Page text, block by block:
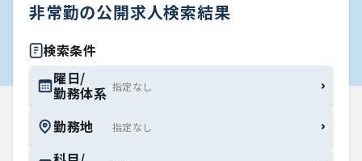
定期非常勤の求人
特集から探す
エージェントサービス
エージェントサービスTOP
非常勤の公開求人検索結果
検索条件
曜日/
勤務体系
勤務地